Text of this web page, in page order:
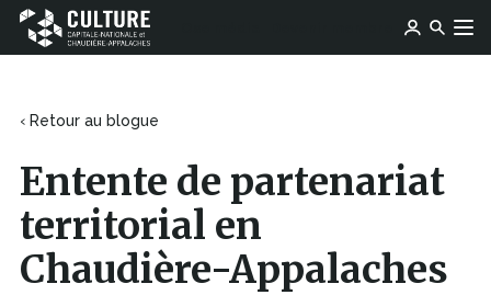
Aller au contenu
Culture
Capitale-
Chaudière-
fenêtre
‹ Retour au blogue
Entente de partenariat
territorial en
Chaudière-Appalaches